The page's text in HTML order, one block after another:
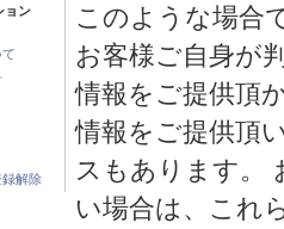
ン
録解除
このような場合
お客様ご自身が
情報をご提供頂
情報をご提供頂
スもあります。
い場合は、これ